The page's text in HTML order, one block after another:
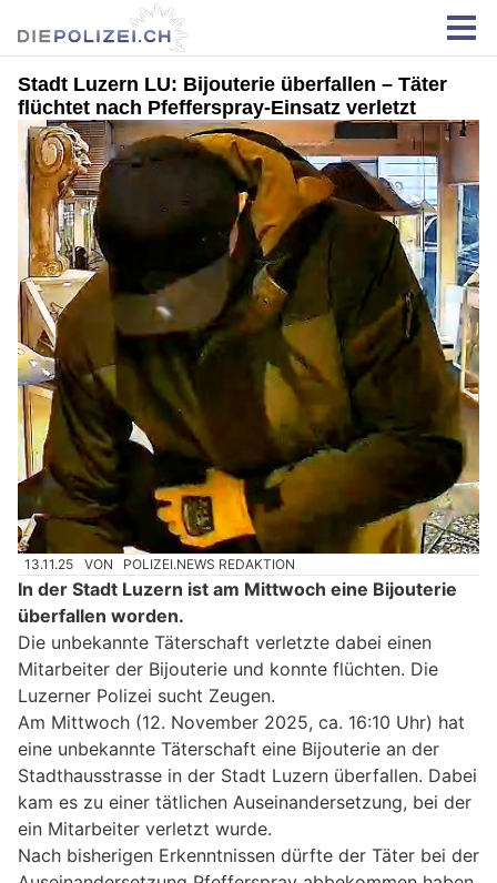
Stadt Luzern LU: Bijouterie überfallen – Täter
flüchtet nach Pfefferspray-Einsatz verletzt
13.11.25 VON POLIZEI.NEWS REDAKTION
In der Stadt Luzern ist am Mittwoch eine Bijouterie
überfallen worden.
Die unbekannte Täterschaft verletzte dabei einen
Mitarbeiter der Bijouterie und konnte flüchten. Die
Luzerner Polizei sucht Zeugen.
Am Mittwoch (12. November 2025, ca. 16:10 Uhr) hat
eine unbekannte Täterschaft eine Bijouterie an der
Stadthausstrasse in der Stadt Luzern überfallen. Dabei
kam es zu einer tätlichen Auseinandersetzung, bei der
ein Mitarbeiter verletzt wurde.
Nach bisherigen Erkenntnissen dürfte der Täter bei der